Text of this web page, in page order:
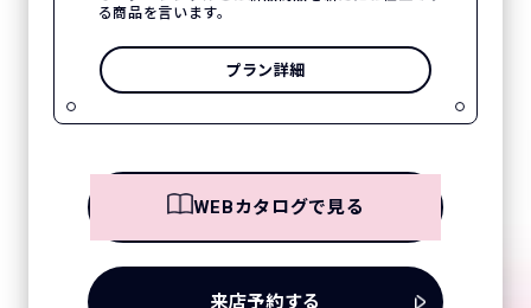
る商品を言います。
プラン詳細
WEBカタログで見る
来店予約する